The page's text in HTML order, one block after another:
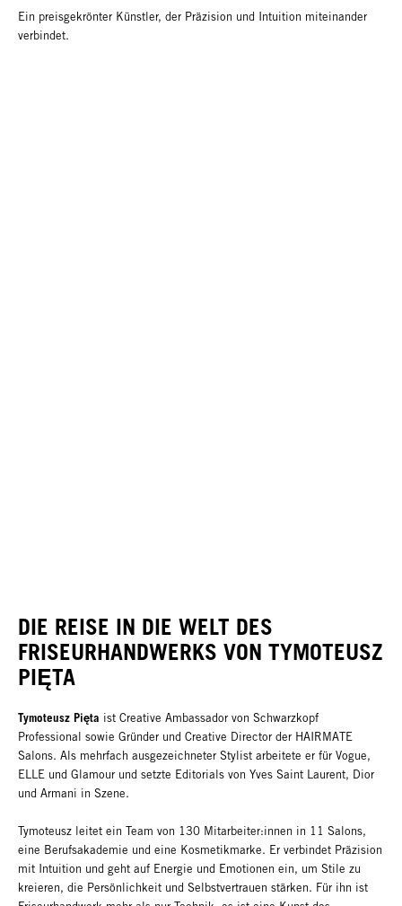
Ein preisgekrönter Künstler, der Präzision und Intuition miteinander
verbindet.
DIE REISE IN DIE WELT DES
FRISEURHANDWERKS VON TYMOTEUSZ
PIĘTA
Tymoteusz Pięta ist Creative Ambassador von Schwarzkopf
Professional sowie Gründer und Creative Director der HAIRMATE
Salons. Als mehrfach ausgezeichneter Stylist arbeitete er für Vogue,
ELLE und Glamour und setzte Editorials von Yves Saint Laurent, Dior
und Armani in Szene.
Tymoteusz leitet ein Team von 130 Mitarbeiter:innen in 11 Salons,
eine Berufsakademie und eine Kosmetikmarke. Er verbindet Präzision
mit Intuition und geht auf Energie und Emotionen ein, um Stile zu
kreieren, die Persönlichkeit und Selbstvertrauen stärken. Für ihn ist